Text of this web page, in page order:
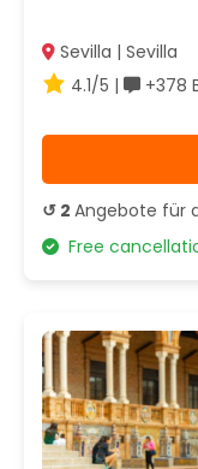
Sevilla | Sevilla
4.1/5 |
+378
↺ 2 Angebote für
Free